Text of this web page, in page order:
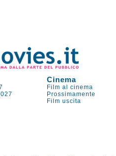
Cinema
Film al cinema
Prossimamente
Film uscita